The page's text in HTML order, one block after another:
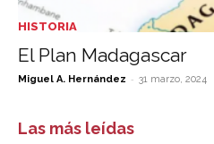
HISTORIA
El Plan Madagascar
Miguel A. Hernández - 31 marzo, 2024
Las más leídas